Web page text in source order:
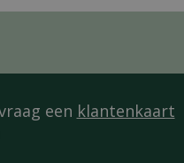
een klantenkaart